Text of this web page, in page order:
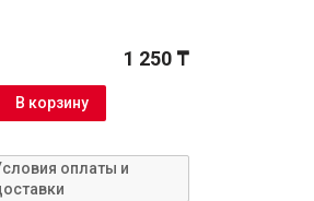
1 250 ₸
В корзину
оплаты и